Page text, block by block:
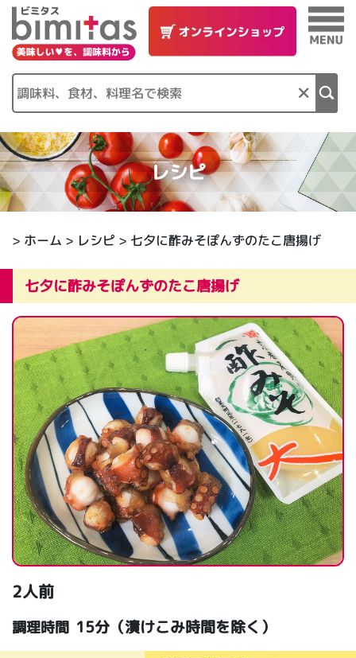
×
レシピ
> ホーム > レシピ > 七夕に酢みそぽんずのたこ唐揚げ
七夕に酢みそぽんずのたこ唐揚げ
2人前
調理時間 15分（漬けこみ時間を除く）